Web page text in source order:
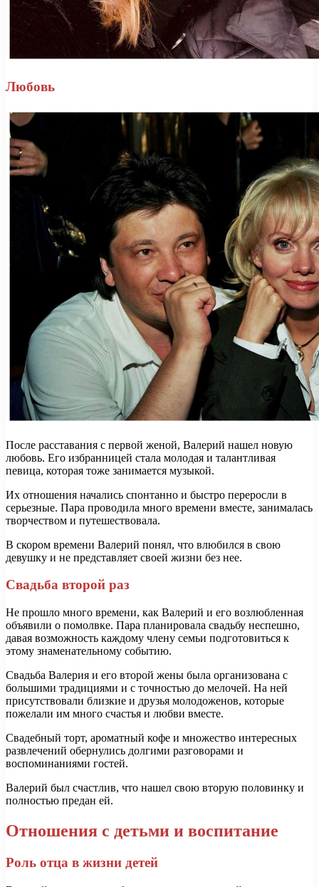
Любовь
После расставания с первой женой, Валерий нашел новую
любовь. Его избранницей стала молодая и талантливая
певица, которая тоже занимается музыкой.
Их отношения начались спонтанно и быстро переросли в
серьезные. Пара проводила много времени вместе, занималась
творчеством и путешествовала.
В скором времени Валерий понял, что влюбился в свою
девушку и не представляет своей жизни без нее.
Свадьба второй раз
Не прошло много времени, как Валерий и его возлюбленная
объявили о помолвке. Пара планировала свадьбу неспешно,
давая возможность каждому члену семьи подготовиться к
этому знаменательному событию.
Свадьба Валерия и его второй жены была организована с
большими традициями и с точностью до мелочей. На ней
присутствовали близкие и друзья молодоженов, которые
пожелали им много счастья и любви вместе.
Свадебный торт, ароматный кофе и множество интересных
развлечений обернулись долгими разговорами и
воспоминаниями гостей.
Валерий был счастлив, что нашел свою вторую половинку и
полностью предан ей.
Отношения с детьми и воспитание
Роль отца в жизни детей